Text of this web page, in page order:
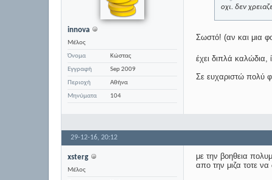
innova
Μέλος
Όνομα
Κώστας
Εγγραφή
Sep 2009
Περιοχή
Αθήνα
Μηνύματα
104
οχι. δεν
Σωστό! (αν και μια
έχει διπλά
Σε ευχαριστώ πολύ
29-12-16,20:12
xsterg
Μέλος
με την βοηθεια
απο την μιζα τοτε